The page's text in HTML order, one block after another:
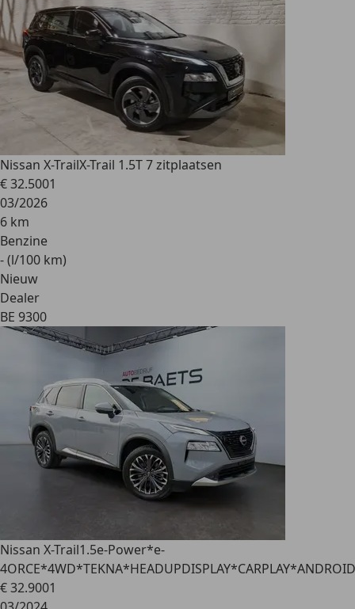
Nissan X-TrailX-Trail 1.5T 7 zitplaatsen
€ 32.5001
03/2026
6 km
Benzine
- (l/100 km)
Nieuw
Dealer
BE 9300
Nissan X-Trail1.5e-Power*e-
€ 32.9001